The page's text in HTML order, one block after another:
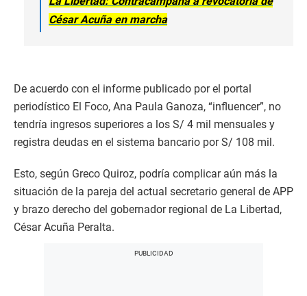
César Acuña en marcha
De acuerdo con el informe publicado por el portal
periodístico El Foco, Ana Paula Ganoza, “influencer”, no
tendría ingresos superiores a los S/ 4 mil mensuales y
registra deudas en el sistema bancario por S/ 108 mil.
Esto, según Greco Quiroz, podría complicar aún más la
situación de la pareja del actual secretario general de APP
y brazo derecho del gobernador regional de La Libertad,
César Acuña Peralta.